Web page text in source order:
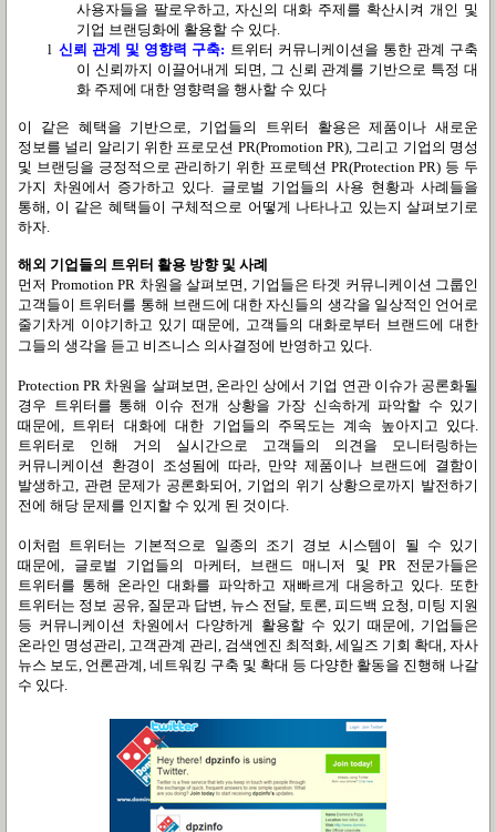
사용자들을 팔로우하고,자신의 대화 주제를 확산시켜 개인 및
기업 브랜딩화에 활용할 수 있다.
l 신뢰 관계 및 영향력 구축: 트위터 커뮤니케이션을 통한 관계 구축
이 신뢰까지 이끌어내게 되면, 그 신뢰 관계를 기반으로 특정 대
화 주제에 대한 영향력을 행사할 수 있다
이 같은 혜택을 기반으로, 기업들의 트위터 활용은 제품이나 새로운
정보를 널리 알리기 위한 프로모션 PR(Promotion PR), 그리고 기업의 명성
및 브랜딩을 긍정적으로 관리하기 위한 프로텍션 PR(Protection PR) 등 두
가지 차원에서 증가하고 있다. 글로벌 기업들의 사용 현황과 사례들을
통해, 이 같은 혜택들이 구체적으로 어떻게 나타나고 있는지 살펴보기로
하자.
해외 기업들의 트위터 활용 방향 및 사례
먼저 Promotion PR 차원을 살펴보면, 기업들은 타겟 커뮤니케이션 그룹인
고객들이 트위터를 통해 브랜드에 대한 자신들의 생각을 일상적인 언어로
줄기차게 이야기하고 있기 때문에, 고객들의 대화로부터 브랜드에 대한
그들의 생각을 듣고 비즈니스 의사결정에 반영하고 있다.
Protection PR 차원을 살펴보면, 온라인 상에서 기업 연관 이슈가 공론화될
경우 트위터를 통해 이슈 전개 상황을 가장 신속하게 파악할 수 있기
때문에, 트위터 대화에 대한 기업들의 주목도는 계속 높아지고 있다.
트위터로 인해 거의 실시간으로 고객들의 의견을 모니터링하는
커뮤니케이션 환경이 조성됨에 따라, 만약 제품이나 브랜드에 결함이
발생하고, 관련 문제가 공론화되어, 기업의 위기 상황으로까지 발전하기
전에 해당 문제를 인지할 수 있게 된 것이다.
이처럼 트위터는 기본적으로 일종의 조기 경보 시스템이 될 수 있기
때문에, 글로벌 기업들의 마케터, 브랜드 매니저 및 PR 전문가들은
트위터를 통해 온라인 대화를 파악하고 재빠르게 대응하고 있다. 또한
트위터는 정보 공유, 질문과 답변, 뉴스 전달, 토론, 피드백 요청, 미팅 지원
등 커뮤니케이션 차원에서 다양하게 활용할 수 있기 때문에, 기업들은
온라인 명성관리, 고객관계 관리, 검색엔진 최적화, 세일즈 기회 확대, 자사
뉴스 보도, 언론관계, 네트워킹 구축 및 확대 등 다양한 활동을 진행해 나갈
수 있다.